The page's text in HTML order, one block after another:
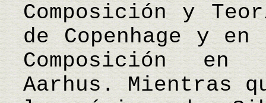
Composición y
de Copenhage y
Composición
Aarhus. Mientras